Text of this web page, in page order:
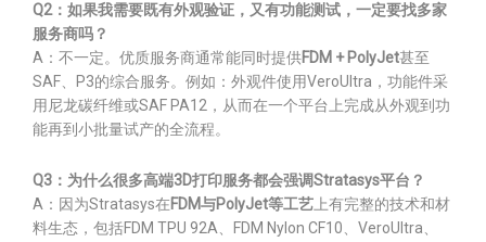
Q2：如果我需要既有外观验证，又有功能测试，一定要找多家
服务商吗？
A：不一定。优质服务商通常能同时提供FDM + PolyJet甚至
SAF、P3的综合服务。例如：外观件使用VeroUltra，功能件采
用尼龙碳纤维或SAF PA12，从而在一个平台上完成从外观到功
能再到小批量试产的全流程。
Q3：为什么很多高端3D打印服务都会强调Stratasys平台？
A：因为Stratasys在FDM与PolyJet等工艺 上有完整的技术和材
料生态，包括FDM TPU 92A、FDM Nylon CF10、VeroUltra、